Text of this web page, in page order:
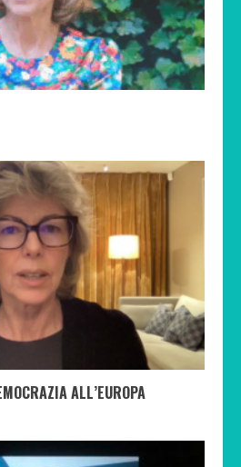
ALL’EUROPA